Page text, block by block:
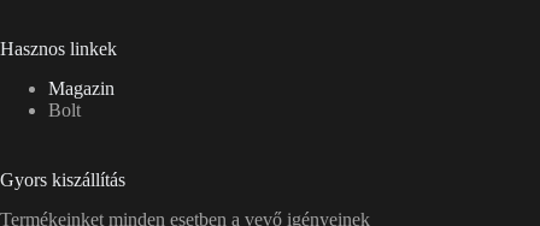
Hasznos linkek
Magazin
Bolt
Gyors kiszállítás
Termékeinket minden esetben a vevő igényeinek